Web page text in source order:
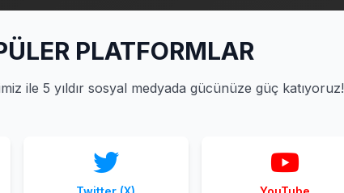
PLATFORMLAR
ile 5 yıldır sosyal medyada gücünüze güç katıyoruz!